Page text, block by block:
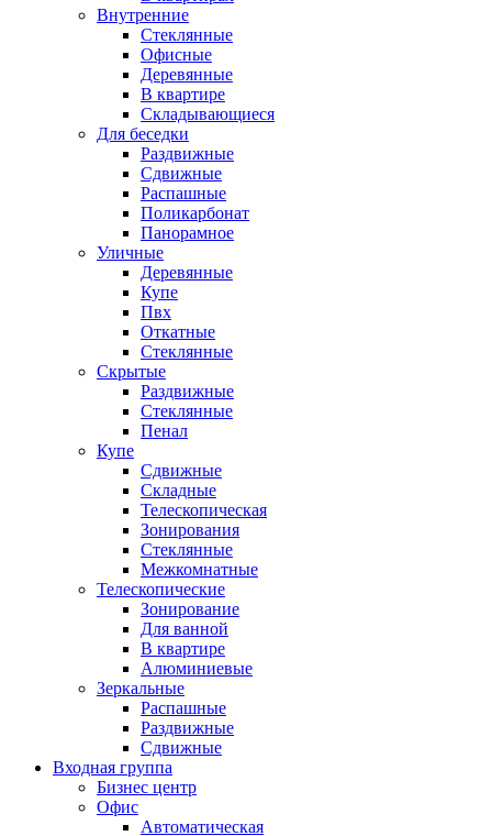
Внутренние
Стеклянные
Офисные
Деревянные
В квартире
Складывающиеся
Для беседки
Раздвижные
Сдвижные
Распашные
Поликарбонат
Панорамное
Уличные
Деревянные
Купе
Пвх
Откатные
Стеклянные
Скрытые
Раздвижные
Стеклянные
Пенал
Купе
Сдвижные
Складные
Телескопическая
Зонирования
Стеклянные
Межкомнатные
Телескопические
Зонирование
Для ванной
В квартире
Алюминиевые
Зеркальные
Распашные
Раздвижные
Сдвижные
Входная группа
Бизнес центр
Офис
Автоматическая